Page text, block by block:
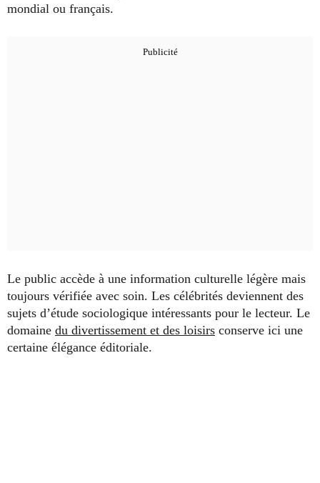
mondial ou français.
Le public accède à une information culturelle légère mais
toujours vérifiée avec soin. Les célébrités deviennent des
sujets d’étude sociologique intéressants pour le lecteur. Le
domaine du divertissement et des loisirs conserve ici une
certaine élégance éditoriale.